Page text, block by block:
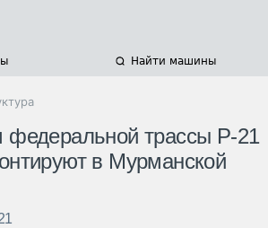
Найти машины
федеральной трассы Р-21
в Мурманской